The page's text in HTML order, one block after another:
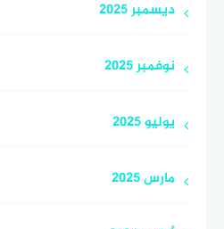
ديسمبر 2025
نوفمبر 2025
يوليو 2025
مارس 2025